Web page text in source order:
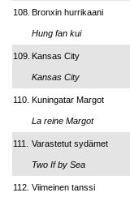
108. Bronxin hurrikaani
Hung fan kui
109. Kansas City
Kansas City
110. Kuningatar Margot
La reine Margot
111. Varastetut sydämet
Two If by Sea
112. Viimeinen tanssi